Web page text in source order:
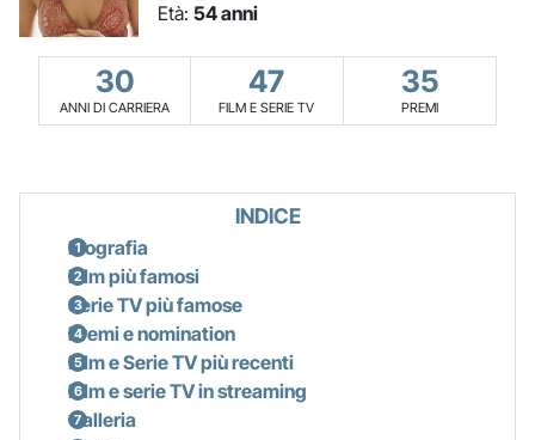
Età: 54 anni
30
ANNI DI CARRIERA
47
FILM E SERIE TV
35
PREMI
INDICE
Biografia
Film più famosi
Serie TV più famose
Premi e nomination
Film e Serie TV più recenti
Film e serie TV in streaming
Galleria